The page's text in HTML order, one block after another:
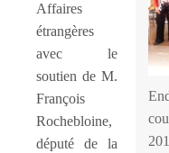
Affaires
étrangères
avec le
soutien de M.
François
Rochebloine,
député de la